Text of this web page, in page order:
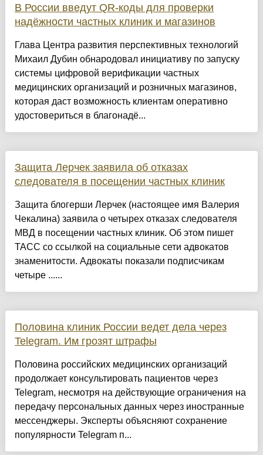
В России введут QR-коды для проверки
надёжности частных клиник и магазинов
Глава Центра развития перспективных технологий
Михаил Дубин обнародовал инициативу по запуску
системы цифровой верификации частных
медицинских организаций и розничных магазинов,
которая даст возможность клиентам оперативно
удостовериться в благонадё...
Защита Лерчек заявила об отказах
следователя в посещении частных клиник
Защита блогерши Лерчек (настоящее имя Валерия
Чекалина) заявила о четырех отказах следователя
МВД в посещении частных клиник. Об этом пишет
ТАСС со ссылкой на социальные сети адвокатов
знаменитости. Адвокаты показали подписчикам
четыре ......
Половина клиник России ведет дела через
Telegram. Им грозят штрафы
Половина российских медицинских организаций
продолжает консультировать пациентов через
Telegram, несмотря на действующие ограничения на
передачу персональных данных через иностранные
мессенджеры. Эксперты объясняют сохранение
популярности Telegram п...